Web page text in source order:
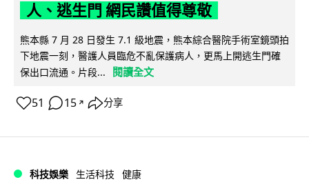
人、逃生門 網民讚值得尊敬
熊本縣 7 月 28 日發生 7.1 級地震，熊本綜合醫院手術室鏡頭拍
下地震一刻，醫護人員臨危不亂保護病人，更馬上開逃生門確
保出口流通。片段...
閱讀全文
51 15 ↗ 分享
科技娛樂 生活科技 健康